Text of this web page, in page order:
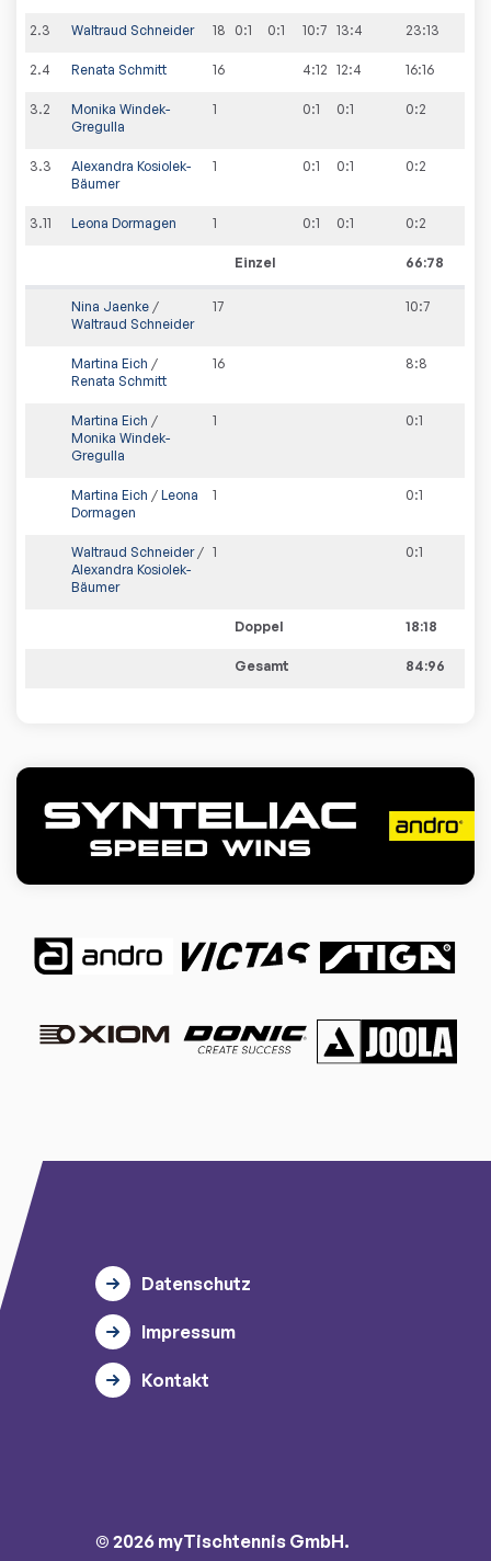
2.3 Waltraud Schneider 18 0:1 0:1 10:7 13:4 23:13
2.4 Renata Schmitt 16 4:12 12:4 16:16
3.2
Monika Windek-
Gregulla
1 0:1 0:1 0:2
3.3
Alexandra Kosiolek-
Bäumer
1 0:1 0:1 0:2
3.11 Leona Dormagen 1 0:1 0:1 0:2
Einzel 66:78
Nina Jaenke /
Waltraud Schneider
17 10:7
Martina Eich /
Renata Schmitt
16 8:8
Martina Eich /
Monika Windek-
Gregulla
1 0:1
Martina Eich / Leona
Dormagen
1 0:1
Waltraud Schneider/
Alexandra Kosiolek-
Bäumer
1 0:1
Doppel 18:18
Gesamt 84:96
Datenschutz
Impressum
Kontakt
© 2026 myTischtennis GmbH.